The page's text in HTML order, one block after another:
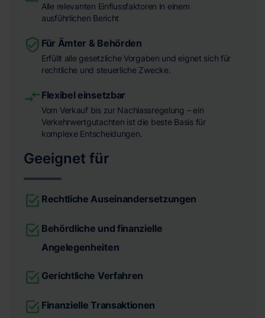
Alle relevanten Einflussfaktoren in einem
ausführlichen Bericht
Für Ämter & Behörden
Erfüllt alle gesetzliche Vorgaben und eignet sich für
rechtliche und steuerliche Zwecke.
Flexibel einsetzbar
Vom Verkauf bis zur Nachlassregelung – ein
Verkehrwertgutachten ist die beste Basis für
komplexe Entscheidungen.
Geeignet für
Rechtliche Auseinandersetzungen
Behördliche und finanzielle
Angelegenheiten
Gerichtliche Verfahren
Finanzielle Transaktionen